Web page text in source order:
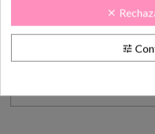
PLAZOS DE ENTREGA
Bolsa Papel Sweet Donuts
clear
tune